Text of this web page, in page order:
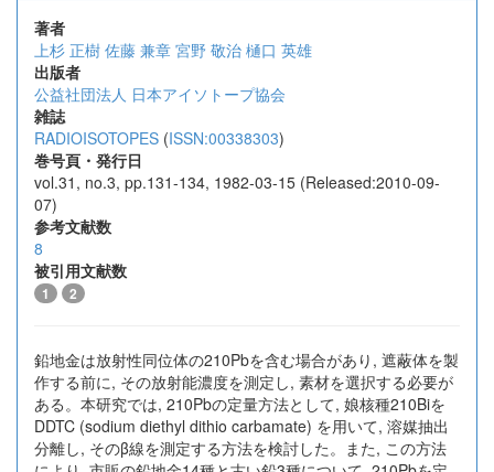
著者
上杉 正樹 佐藤 兼章 宮野 敬治 樋口 英雄
出版者
公益社団法人 日本アイソトープ協会
雑誌
RADIOISOTOPES (ISSN:00338303)
巻号頁・発行日
vol.31, no.3, pp.131-134, 1982-03-15 (Released:2010-09-
07)
参考文献数
8
被引用文献数
1 2
鉛地金は放射性同位体の210Pbを含む場合があり, 遮蔽体を製
作する前に, その放射能濃度を測定し, 素材を選択する必要が
ある。本研究では, 210Pbの定量方法として, 娘核種210Biを
DDTC (sodium diethyl dithio carbamate) を用いて, 溶媒抽出
分離し, そのβ線を測定する方法を検討した。また, この方法